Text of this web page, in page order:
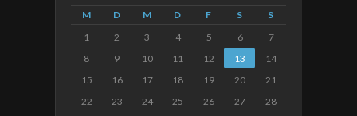
M D M D F S
S
1
2 3 4 5 6
7
8
9 10 11 12 13
14
15
16 17 18 19 20
21
22
23 24 25 26 27
28